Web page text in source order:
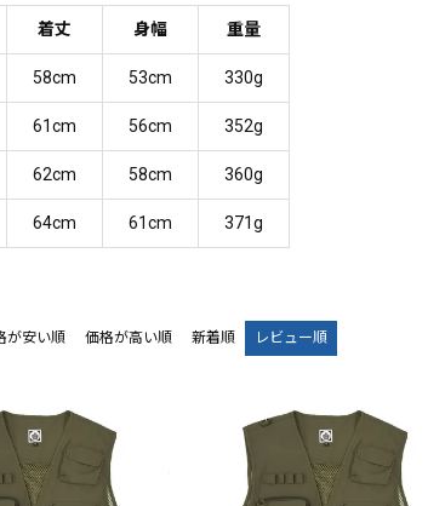
着丈 身幅 重量
58cm 53cm 330g
61cm 56cm 352g
62cm 58cm 360g
64cm 61cm 371g
が安い順 価格が高い順 新着順 レビュー順